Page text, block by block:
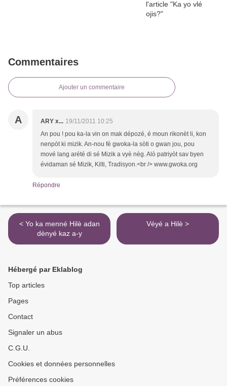
Commentaires
Ajouter un commentaire
A ARY x... 19/11/2011 10:25
An pou ! pou ka-la vin on mak dépozé, é moun rikonèt li, kon
nenpòt ki mizik. An-nou fè gwoka-la sòti o gwan jou, pou
mové lang arété di sé Mizik a vyè nèg. Alò patriyòt sav byen
évidaman sé Mizik, Kilti, Tradisyon.<br /> www.gwoka.org
Répondre
< Yo ka menné Hilè adan
dènyé kaz a-y
Véyé a Hilè >
Hébergé par Eklablog
Top articles
Pages
Contact
Signaler un abus
C.G.U.
Cookies et données personnelles
Préférences cookies